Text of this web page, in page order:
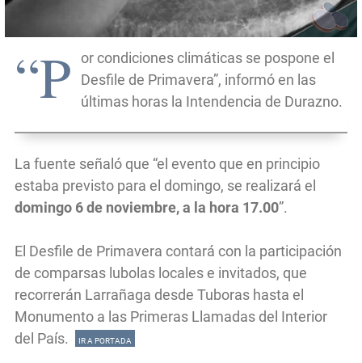
“P
or condiciones climáticas se pospone el
Desfile de Primavera”, informó en las
últimas horas la Intendencia de Durazno.
La fuente señaló que “el evento que en principio
estaba previsto para el domingo, se realizará el
domingo 6 de noviembre, a la hora 17.00”.
El Desfile de Primavera contará con la participación
de comparsas lubolas locales e invitados, que
recorrerán Larrañaga desde Tuboras hasta el
Monumento a las Primeras Llamadas del Interior
del País.
IR A PORTADA